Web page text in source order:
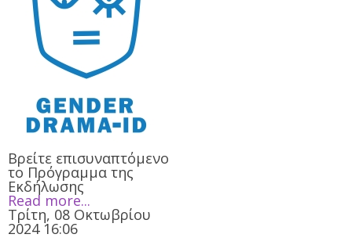
Βρείτε επισυναπτόμενο
το Πρόγραμμα της
Εκδήλωσης
Read more...
Τρίτη, 08 Οκτωβρίου
2024 16:06